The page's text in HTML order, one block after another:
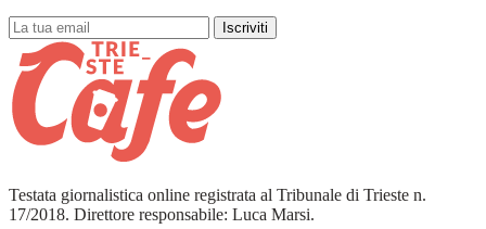
Iscriviti
Testata giornalistica online registrata al Tribunale di Trieste n.
17/2018. Direttore responsabile: Luca Marsi.